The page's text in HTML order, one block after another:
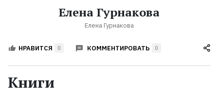
обсуждаемые
Авторы
Жанры
Елена Гурнакова
Елена Гурнакова
НРАВИТСЯ 0 КОММЕНТИРОВАТЬ 0
Книги